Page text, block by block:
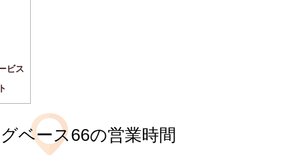
ビス
ベース66の営業時間